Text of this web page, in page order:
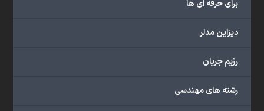
برای حرفه ای ها
دیزاین مدلر
رژیم جریان
رشته های مهندسی
گسترده‌ای
با
دانشگاهی،
صنعتی